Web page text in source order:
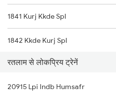
1841 Kurj Kkde Spl
1842 Kkde Kurj Spl
2137 Csmt Fzr Spl
2138 Punjab Mail Spl
रतलाम से लोकप्रिय ट्रेनें
20915 Lpi Indb Humsafr